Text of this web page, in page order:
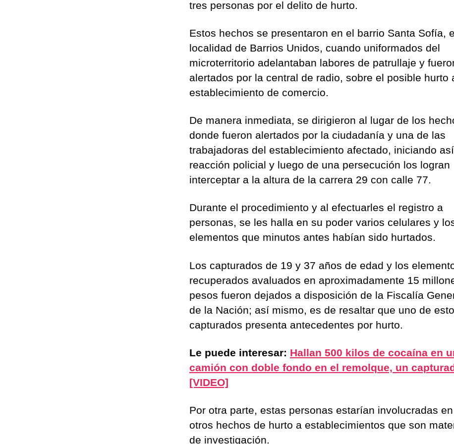
tres personas por el delito de hurto.
Estos hechos se presentaron en el barrio Santa Sofía,
localidad de Barrios Unidos, cuando uniformados del
microterritorio adelantaban labores de patrullaje y
alertados por la central de radio, sobre el posible hurto
establecimiento de comercio.
De manera inmediata, se dirigieron al lugar de los
donde fueron alertados por la ciudadanía y una de las
trabajadoras del establecimiento afectado, iniciando
reacción policial y luego de una persecución los logran
interceptar a la altura de la carrera 29 con calle 77.
Durante el procedimiento y al efectuarles el registro a
personas, se les halla en su poder varios celulares y
elementos que minutos antes habían sido hurtados.
Los capturados de 19 y 37 años de edad y los
recuperados avaluados en aproximadamente 15
pesos fueron dejados a disposición de la Fiscalía
de la Nación; así mismo, es de resaltar que uno de
capturados presenta antecedentes por hurto.
Le puede interesar: Hallan 500 kilos de cocaína en
camión con doble fondo en el remolque, un
[VIDEO]
Por otra parte, estas personas estarían involucradas en
otros hechos de hurto a establecimientos que son
de investigación.